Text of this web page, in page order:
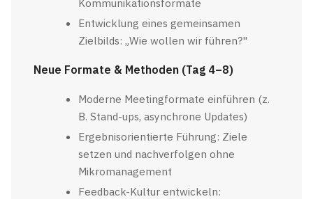
Kommunikationsformate
Entwicklung eines gemeinsamen
Zielbilds: „Wie wollen wir führen?"
Neue Formate & Methoden (Tag 4–8)
Moderne Meetingformate einführen (z.
B. Stand-ups, asynchrone Updates)
Ergebnisorientierte Führung: Ziele
setzen und nachverfolgen ohne
Mikromanagement
Feedback-Kultur entwickeln: